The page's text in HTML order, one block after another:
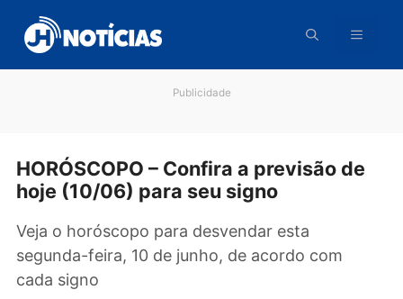
para
conteúdo
HORÓSCOPO – Confira a previsão
Veja o horóscopo para desvendar esta
segunda-feira, 10 de junho, de acordo com